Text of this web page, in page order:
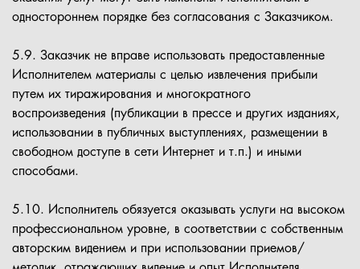
одностороннем порядке без согласования с Заказчиком.
5.9. Заказчик не вправе использовать предоставленные
Исполнителем материалы с целью извлечения прибыли
путем их тиражирования и многократного
воспроизведения (публикации в прессе и других изданиях,
использовании в публичных выступлениях, размещении в
свободном доступе в сети Интернет и т.п.) и иными
способами.
5.10. Исполнитель обязуется оказывать услуги на высоком
профессиональном уровне, в соответствии с собственным
авторским видением и при использовании приемов/